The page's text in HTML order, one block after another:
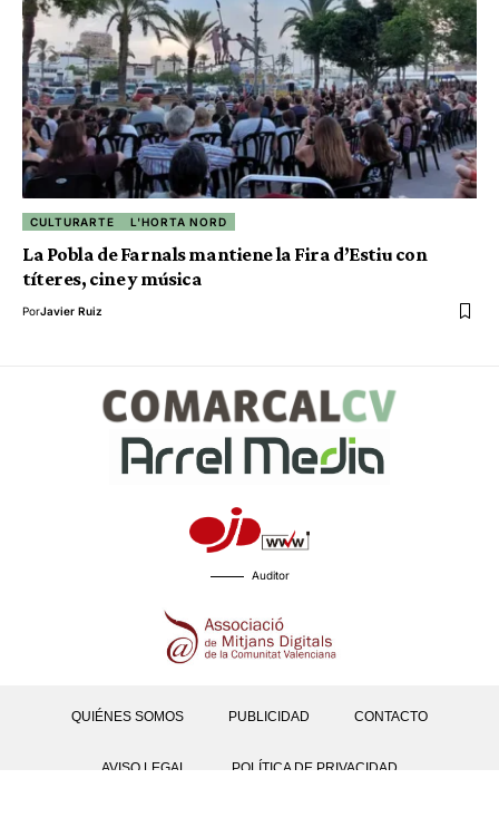
CULTURARTE L'HORTA NORD
La Pobla de Farnals mantiene la Fira d’Estiu con
títeres, cine y música
PorJavier Ruiz
Auditor
QUIÉNES SOMOS PUBLICIDAD CONTACTO
AVISO LEGAL POLÍTICA DE PRIVACIDAD